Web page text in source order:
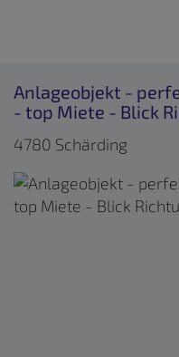
Anlageobjekt -
- top Miete - Blick
4780 Schärding